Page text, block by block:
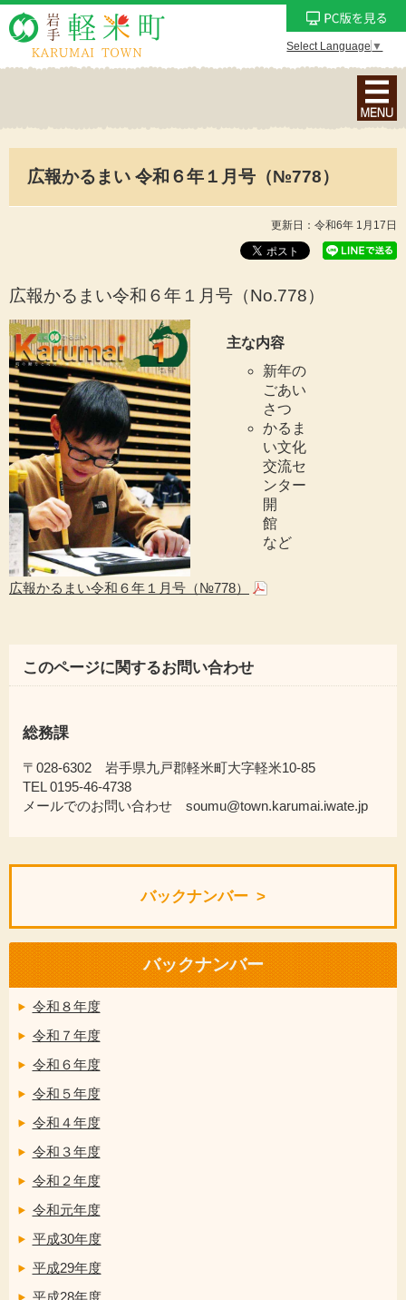
Select Language ▼
ナ
ビ
ン
メ
広報かるまい 令和６年１月号（№778）
更新日：令和6年 1月17日
広報かるまい令和６年１月号（No.778）
主な内容
新年の
ごあい
さつ
かるま
い文化
交流セ
ンター
開
館
など
広報かるまい令和６年１月号（№778）
このページに関するお問い合わせ
総務課
〒028-6302 岩手県九戸郡軽米町大字軽米10-85
TEL 0195-46-4738
メールでのお問い合わせ soumu@town.karumai.iwate.jp
バックナンバー
バックナンバー
令和８年度
令和７年度
令和６年度
令和５年度
令和４年度
令和３年度
令和２年度
令和元年度
平成30年度
平成29年度
平成28年度